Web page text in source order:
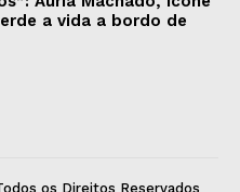
a vida a bordo de
os Direitos Reservados